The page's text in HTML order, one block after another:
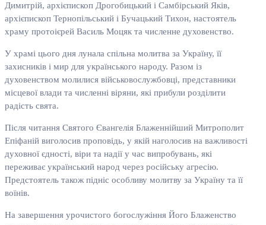
Димитрій, архієпископ Дрогобицький і Самбірський Яків,
архієпископ Тернопільський і Бучацький Тихон, настоятель
храму протоієрей Василь Моцяк та численне духовенство.
У храмі цього дня лунала спільна молитва за Україну, її
захисників і мир для українського народу. Разом із
духовенством молилися військовослужбовці, представники
місцевої влади та численні віряни, які прибули розділити
радість свята.
Після читання Святого Євангелія Блаженнійший Митрополит
Епіфаній виголосив проповідь, у якій наголосив на важливості
духовної єдності, віри та надії у час випробувань, які
переживає український народ через російську агресію.
Предстоятель також підніс особливу молитву за Україну та її
воїнів.
На завершення урочистого богослужіння Його Блаженство